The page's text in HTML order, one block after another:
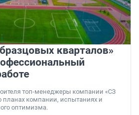
кварталов»
топ-менеджеры компании «СЗ
планах компании, испытаниях и
оптимизма.